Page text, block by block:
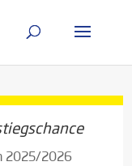
2025/2026